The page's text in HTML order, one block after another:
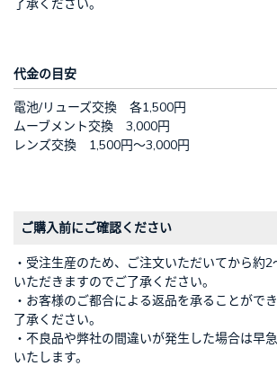
代金の目安
電池/リューズ交換 各1,500円
ムーブメント交換 3,000円
レンズ交換 1,500円～3,000円
ご購入前にご確認ください
・受注生産のため、ご注文いただいてから約
いただきますのでご了承ください。
・お客様のご都合による返品を承ることがで
了承ください。
・不良品や弊社の間違いが発生した場合は早
いたします。